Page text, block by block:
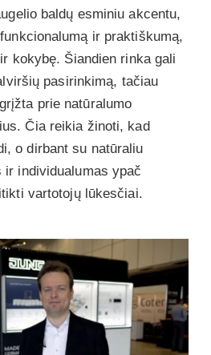
baldų esminiu akcentu,
ir praktiškumą,
kokybę. Šiandien rinka gali
pasirinkimą, tačiau
prie natūralumo
Čia reikia žinoti, kad
o dirbant su natūraliu
individualumas ypač
vartotojų lūkesčiai.